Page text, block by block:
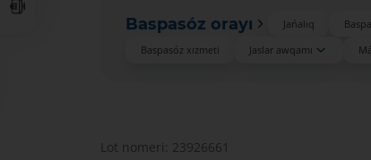
Baspasóz orayı Jańalıq
Baspasóz xızmeti
Jaslar awqamı
Lot nomeri: 23926661